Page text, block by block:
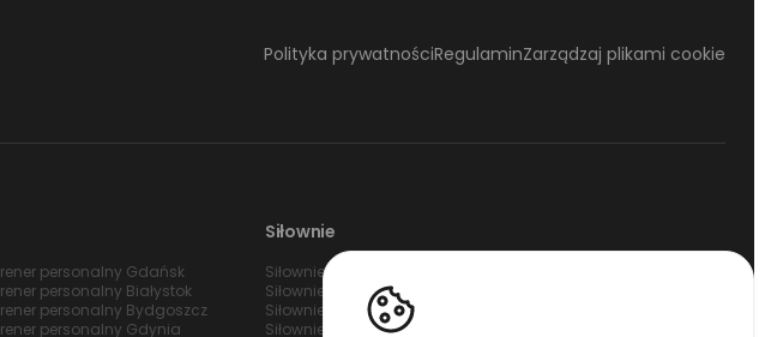
Polityka prywatnościRegulaminZarządzaj plikami cookie
personalny Gdańsk
personalny Białystok
personalny Bydgoszcz
personalny Gdynia
Siłownie
Siłownie Warszawa
Siłownie Wrocław
Siłownie Poznań
Siłownie Katowice